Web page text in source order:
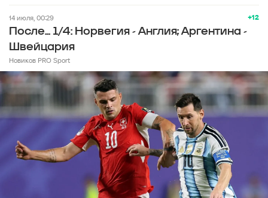
+12
14 июля, 00:29
После... 1/4: Норвегия - Англия; Аргентина -
Швейцария
Новиков PRO Sport